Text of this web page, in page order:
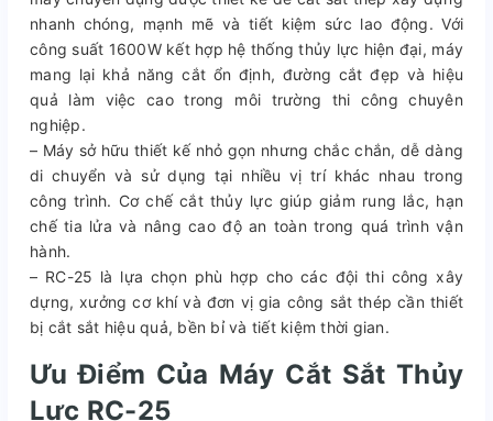
nhanh chóng, mạnh mẽ và tiết kiệm sức lao động. Với
công suất 1600W kết hợp hệ thống thủy lực hiện đại, máy
mang lại khả năng cắt ổn định, đường cắt đẹp và hiệu
quả làm việc cao trong môi trường thi công chuyên
nghiệp.
– Máy sở hữu thiết kế nhỏ gọn nhưng chắc chắn, dễ dàng
di chuyển và sử dụng tại nhiều vị trí khác nhau trong
công trình. Cơ chế cắt thủy lực giúp giảm rung lắc, hạn
chế tia lửa và nâng cao độ an toàn trong quá trình vận
hành.
– RC-25 là lựa chọn phù hợp cho các đội thi công xây
dựng, xưởng cơ khí và đơn vị gia công sắt thép cần thiết
bị cắt sắt hiệu quả, bền bỉ và tiết kiệm thời gian.
Ưu Điểm Của Máy Cắt Sắt Thủy
Lực RC-25